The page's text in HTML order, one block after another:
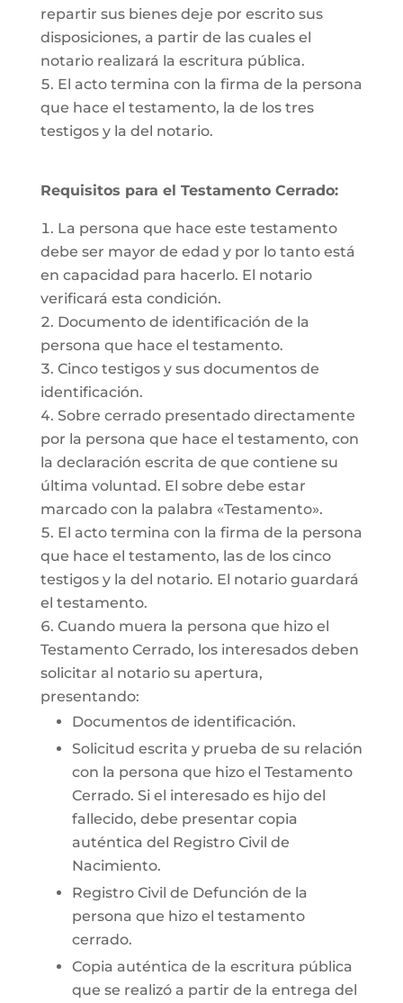
repartir sus bienes deje por escrito sus
disposiciones, a partir de las cuales el
notario realizará la escritura pública.
El acto termina con la firma de la persona
que hace el testamento, la de los tres
testigos y la del notario.
Requisitos para el Testamento Cerrado:
La persona que hace este testamento
debe ser mayor de edad y por lo tanto está
en capacidad para hacerlo. El notario
verificará esta condición.
Documento de identificación de la
persona que hace el testamento.
Cinco testigos y sus documentos de
identificación.
Sobre cerrado presentado directamente
por la persona que hace el testamento, con
la declaración escrita de que contiene su
última voluntad. El sobre debe estar
marcado con la palabra «Testamento».
El acto termina con la firma de la persona
que hace el testamento, las de los cinco
testigos y la del notario. El notario guardará
el testamento.
Cuando muera la persona que hizo el
Testamento Cerrado, los interesados deben
solicitar al notario su apertura,
presentando:
Documentos de identificación.
Solicitud escrita y prueba de su relación
con la persona que hizo el Testamento
Cerrado. Si el interesado es hijo del
fallecido, debe presentar copia
auténtica del Registro Civil de
Nacimiento.
Registro Civil de Defunción de la
persona que hizo el testamento
cerrado.
Copia auténtica de la escritura pública
que se realizó a partir de la entrega del